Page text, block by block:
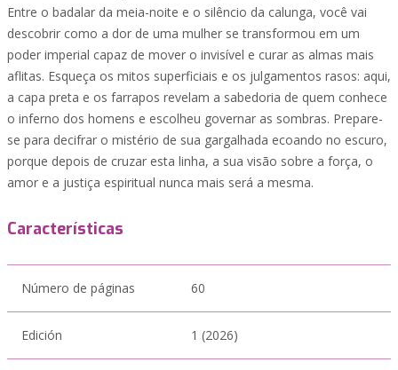
Entre o badalar da meia-noite e o silêncio da calunga, você vai
descobrir como a dor de uma mulher se transformou em um
poder imperial capaz de mover o invisível e curar as almas mais
aflitas. Esqueça os mitos superficiais e os julgamentos rasos: aqui,
a capa preta e os farrapos revelam a sabedoria de quem conhece
o inferno dos homens e escolheu governar as sombras. Prepare-
se para decifrar o mistério de sua gargalhada ecoando no escuro,
porque depois de cruzar esta linha, a sua visão sobre a força, o
amor e a justiça espiritual nunca mais será a mesma.
Características
Número de páginas 60
Edición 1 (2026)